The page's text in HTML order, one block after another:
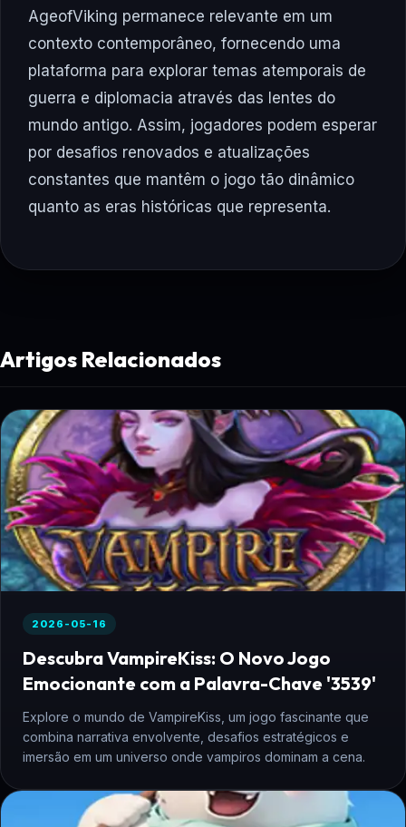
AgeofViking permanece relevante em um
contexto contemporâneo, fornecendo uma
plataforma para explorar temas atemporais de
guerra e diplomacia através das lentes do
mundo antigo. Assim, jogadores podem esperar
por desafios renovados e atualizações
constantes que mantêm o jogo tão dinâmico
quanto as eras históricas que representa.
Artigos Relacionados
2026-05-16
Descubra VampireKiss: O Novo Jogo
Emocionante com a Palavra-Chave '3539'
Explore o mundo de VampireKiss, um jogo fascinante que
combina narrativa envolvente, desafios estratégicos e
imersão em um universo onde vampiros dominam a cena.